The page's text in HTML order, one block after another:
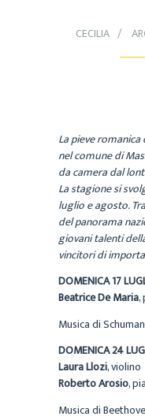
CECILIA
La pieve romanica
nel comune di
da camera dal
La stagione si
luglio e agosto.
del panorama
giovani talenti
vincitori di
DOMENICA 17
Beatrice De Maria,
Musica di
DOMENICA 24
Laura Llozi, violino
Roberto Arosio,
Musica di